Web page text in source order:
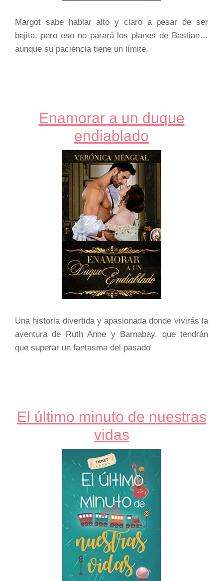
Margot sabe hablar alto y claro a pesar de ser
bajita, pero eso no parará los planes de Bastian…
aunque su paciencia tiene un límite.
Enamorar a un duque
endiablado
Una historia divertida y apasionada donde vivirás la
aventura de Ruth Anne y Barnabay, que tendrán
que superar un fantasma del pasado
El último minuto de nuestras
vidas